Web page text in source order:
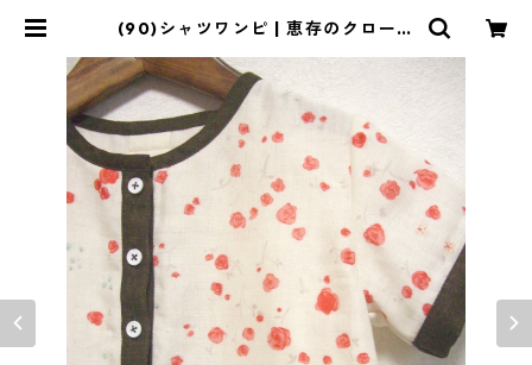
(90)シャツワンピ | 恵存のクローゼ